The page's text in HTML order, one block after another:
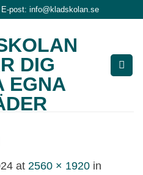
E-post: info@kladskolan.se
at 2560 × 1920 in